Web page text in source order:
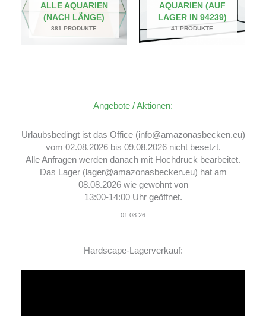
ALLE AQUARIEN
(NACH LÄNGE)
881 PRODUKTE
AQUARIEN (AUF
LAGER IN 94239)
41 PRODUKTE
Angebote / Aktionen:
Urlaubsbedingt ist das Office (info@amazonasbecken.eu)
vom 02.08.2026 bis 09.08.2026 nicht besetzt.
Alle Anfragen werden danach mit Hochdruck bearbeitet.
Das Lager (lager@amazonasbecken.eu) hat am
08.08.2026 wie gewohnt von
13:00-14:00 Uhr geöffnet.
01.08.26
Hardscape-Lagerverkauf: